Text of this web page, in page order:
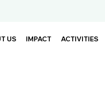
US IMPACT ACTIVITIES